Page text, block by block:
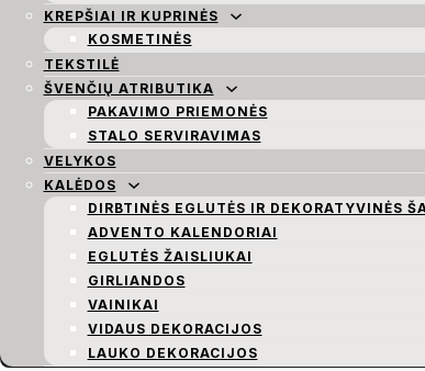
KREPŠIAI IR KUPRINĖS
KOSMETINĖS
TEKSTILĖ
ŠVENČIŲ ATRIBUTIKA
PAKAVIMO PRIEMONĖS
STALO SERVIRAVIMAS
VELYKOS
KALĖDOS
DIRBTINĖS EGLUTĖS IR DEKORATYVINĖS
ADVENTO KALENDORIAI
EGLUTĖS ŽAISLIUKAI
GIRLIANDOS
VAINIKAI
VIDAUS DEKORACIJOS
LAUKO DEKORACIJOS